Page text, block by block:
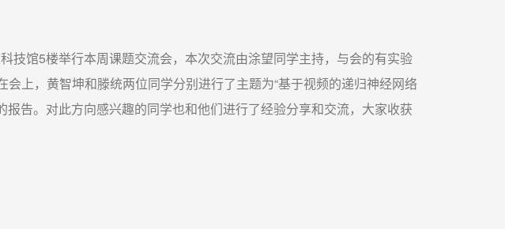
馆5楼举行本周课题交流会，本次交流由涂望同学主持，与会的有实验
会上，黄智坤和滕统两位同学分别进行了主题为“基于视频的递归神经网络
报告。对此方向感兴趣的同学也和他们进行了经验分享和交流，大家收获